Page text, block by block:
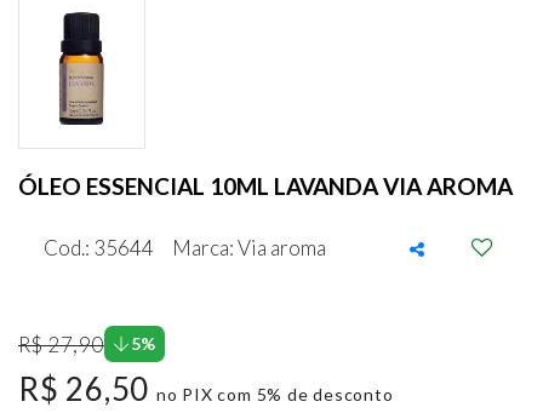
ÓLEO ESSENCIAL 10ML LAVANDA VIA AROMA
Cod.: 35644 Marca: Via aroma
R$ 27,90 5%
R$ 26,50no PIX com 5% de desconto